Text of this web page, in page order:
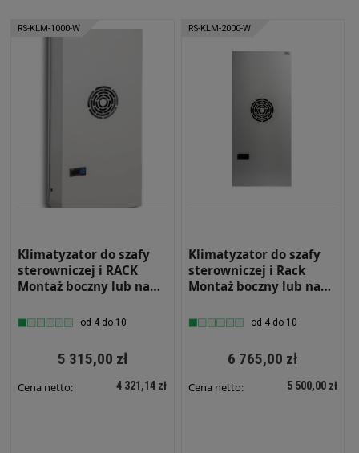
RS-KLM-1000-W
Klimatyzator do szafy
sterowniczej i RACK
Montaż boczny lub na
chłodnicza 1000W
1000-W
od 4 do 10
5 315,00 zł
Cena netto: 4 321,14 zł
RS-KLM-2000-W
Klimatyzator do szafy
sterowniczej i Rack
Montaż boczny lub na
chłodnicza 2000W
2000-W
od 4 do 10
6 765,00 zł
Cena netto: 5 500,00 zł